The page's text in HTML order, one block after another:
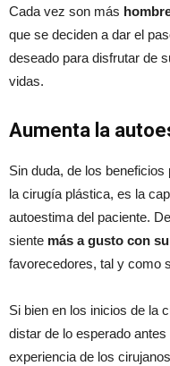
Cada vez son más
que se deciden a dar el
deseado para disfrutar de
vidas.
Aumenta la
Sin duda, de los
la cirugía plástica, es la
autoestima del paciente.
siente más a gusto con
favorecedores, tal y como
Si bien en los inicios de la
distar de lo esperado
experiencia de los